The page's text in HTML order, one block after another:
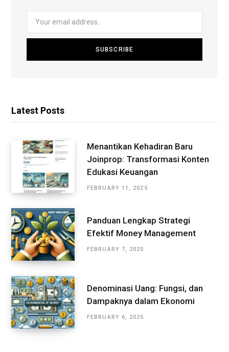
Latest Posts
Menantikan Kehadiran Baru
Joinprop: Transformasi Konten
Edukasi Keuangan
FEBRUARY 11, 2025
Panduan Lengkap Strategi
Efektif Money Management
FEBRUARY 7, 2025
Denominasi Uang: Fungsi, dan
Dampaknya dalam Ekonomi
FEBRUARY 6, 2025